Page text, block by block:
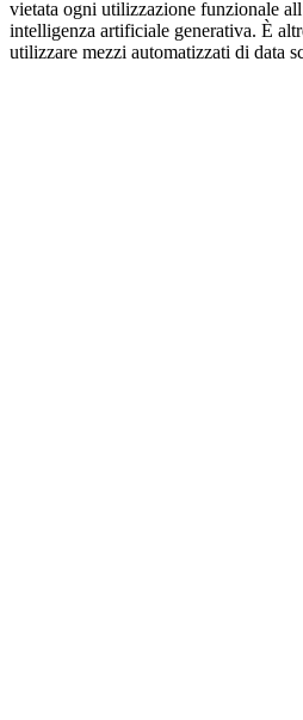
vietata ogni utilizzazione funzionale
intelligenza artificiale generativa. È
utilizzare mezzi automatizzati di data